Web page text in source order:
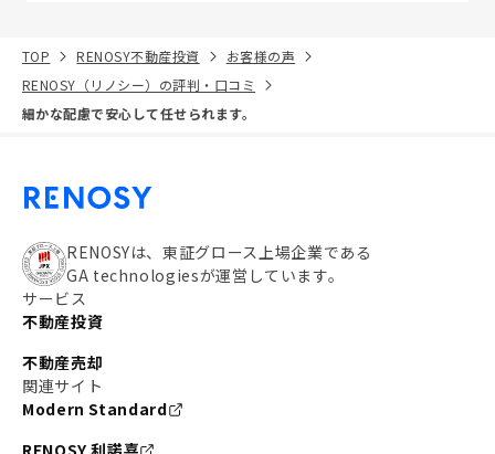
TOP RENOSY不動産投資
お客様の声
RENOSY（リノシー）の評判・口コミ
細かな配慮で安心して任せられます。
RENOSYは、東証グロース上場企業である
GA technologiesが運営しています。
サービス
不動産投資
不動産売却
関連サイト
Modern Standard
RENOSY 利諾喜